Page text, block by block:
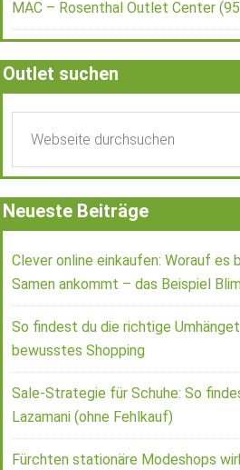
MAC – Rosenthal Outlet Center
Outlet suchen
Neueste Beiträge
Clever online einkaufen: Worauf es
Samen ankommt – das Beispiel
So findest du die richtige
bewusstes Shopping
Sale-Strategie für Schuhe: So
Lazamani (ohne Fehlkauf)
Fürchten stationäre Modeshops